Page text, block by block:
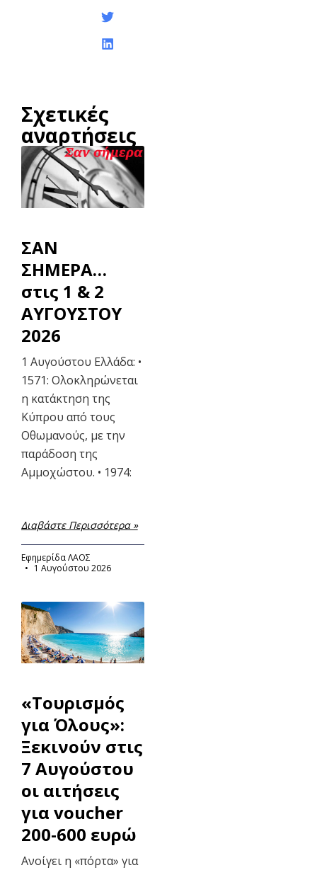
Σχετικές
αναρτήσεις
ΣΑΝ
ΣΗΜΕΡΑ…
στις 1 & 2
ΑΥΓΟΥΣΤΟΥ
2026
1 Αυγούστου Ελλάδα: •
1571: Ολοκληρώνεται
η κατάκτηση της
Κύπρου από τους
Οθωμανούς, με την
παράδοση της
Αμμοχώστου. • 1974:
Διαβάστε Περισσότερα »
Εφημερίδα ΛΑΟΣ
1 Αυγούστου 2026
«Τουρισμός
για Όλους»:
Ξεκινούν στις
7 Αυγούστου
οι αιτήσεις
για voucher
200-600 ευρώ
Ανοίγει η «πόρτα» για